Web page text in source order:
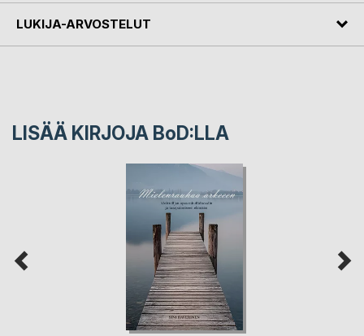
LUKIJA-ARVOSTELUT
LISÄÄ KIRJOJA BoD:LLA